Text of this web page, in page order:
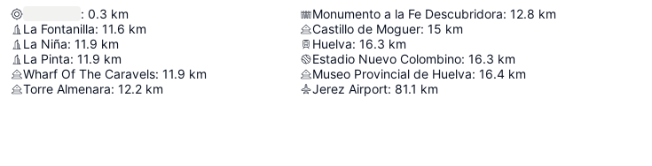
: 0.3 km
La Fontanilla: 11.6 km
La Niña: 11.9 km
La Pinta: 11.9 km
Wharf Of The Caravels: 11.9 km
Torre Almenara: 12.2 km
Monumento a la Fe Descubridora: 12.8 km
Castillo de Moguer: 15 km
Huelva: 16.3 km
Estadio Nuevo Colombino: 16.3 km
Museo Provincial de Huelva: 16.4 km
Jerez Airport: 81.1 km